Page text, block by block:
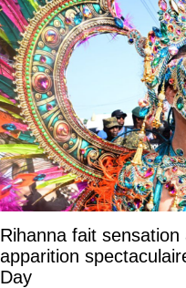
Rihanna fait
apparition
Day